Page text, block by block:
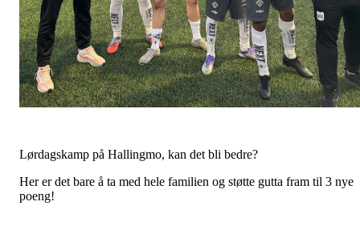
Lørdagskamp på Hallingmo, kan det bli bedre?
Her er det bare å ta med hele familien og støtte gutta fram til 3 nye
poeng!